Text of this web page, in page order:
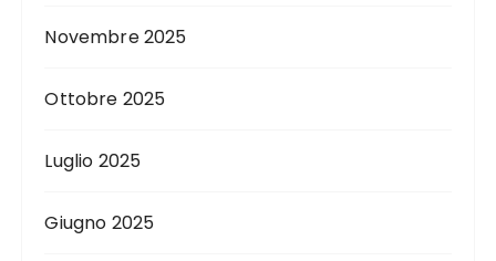
Novembre 2025
Ottobre 2025
Luglio 2025
Giugno 2025